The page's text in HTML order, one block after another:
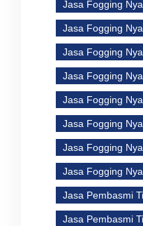
Jasa Fogging
Jasa Fogging
Jasa Fogging
Jasa Fogging
Jasa Fogging
Jasa Fogging
Jasa Fogging
Jasa Fogging
Jasa Pembasmi
Jasa Pembasmi